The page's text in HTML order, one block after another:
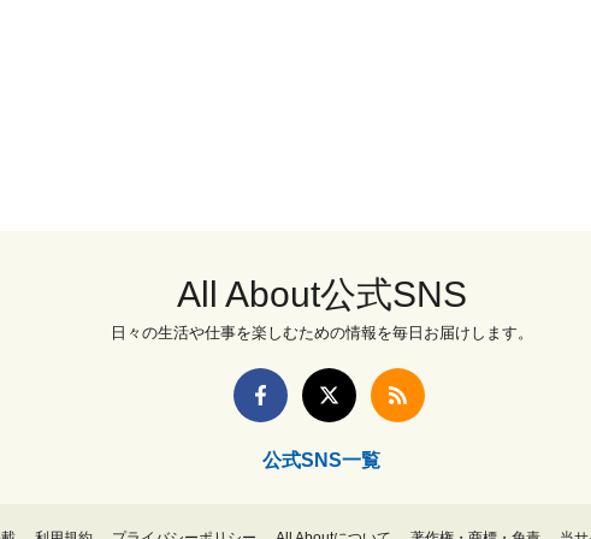
All About公式SNS
日々の生活や仕事を楽しむための情報を毎日お届けします。
公式SNS一覧